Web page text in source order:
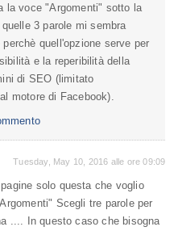
la voce "Argomenti" sotto la
3 parole mi sembra
quell'opzione serve per
e la reperibilità della
di SEO (limitato
motore di Facebook).
Tuesday, May 10, 2016 alle ore 09:09
solo questa che voglio
Scegli tre parole per
.... In questo caso che bisogna